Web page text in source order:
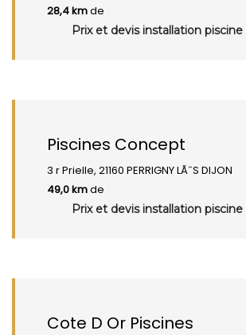
28,4 kmde
Prix et devis installation
Piscines Concept
3 r Prielle, 21160 PERRIGNY LÃˆS DIJON
49,0 kmde
Prix et devis installation
Cote D Or Piscines